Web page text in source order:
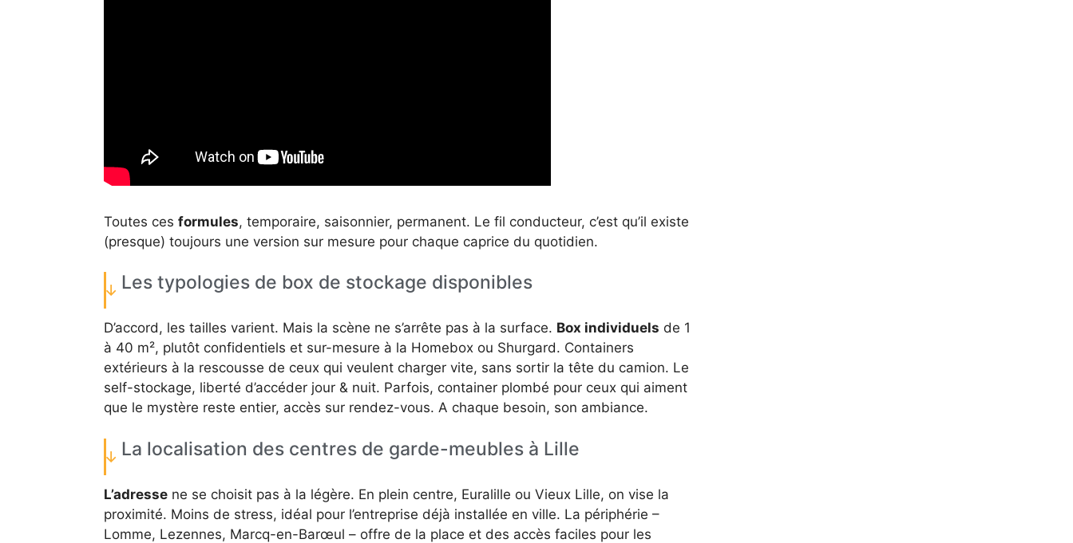
Toutes ces formules, temporaire, saisonnier, permanent. Le fil conducteur, c’est qu’il existe
(presque) toujours une version sur mesure pour chaque caprice du quotidien.
Les typologies de box de stockage disponibles
D’accord, les tailles varient. Mais la scène ne s’arrête pas à la surface. Box individuels de 1
à 40 m², plutôt confidentiels et sur-mesure à la Homebox ou Shurgard. Containers
extérieurs à la rescousse de ceux qui veulent charger vite, sans sortir la tête du camion. Le
self-stockage, liberté d’accéder jour & nuit. Parfois, container plombé pour ceux qui aiment
que le mystère reste entier, accès sur rendez-vous. A chaque besoin, son ambiance.
La localisation des centres de garde-meubles à Lille
L’adressene se choisit pas à la légère. En plein centre, Euralille ou Vieux Lille, on vise la
proximité. Moins de stress, idéal pour l’entreprise déjà installée en ville. La périphérie –
Lomme, Lezennes, Marcq-en-Barœul – offre de la place et des accès faciles pour les